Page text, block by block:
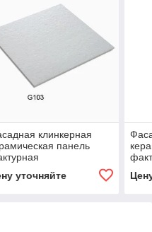
клинкерная
панель
уточняйте